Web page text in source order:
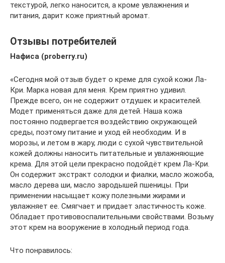
текстурой, легко наносится, а кроме увлажнения и
питания, дарит коже приятный аромат.
Отзывы потребителей
Нафиса (proberry.ru)
«Сегодня мой отзыв будет о креме для сухой кожи Ла-
Кри. Марка новая для меня. Крем приятно удивил.
Прежде всего, он не содержит отдушек и красителей.
Модет применяться даже для детей. Наша кожа
постоянно подвергается воздействию окружающей
среды, поэтому питание и уход ей необходим. И в
морозы, и летом в жару, люди с сухой чувствительной
кожей должны наносить питательные и увлажняющие
крема. Для этой цели прекрасно подойдёт крем Ла-Кри.
Он содержит экстракт солодки и фиалки, масло жожоба,
масло дерева ши, масло зародышей пшеницы. При
применении насыщает кожу полезными жирами и
увлажняет ее. Смягчает и придает эластичность коже.
Обладает противовоспалительными свойствами. Возьму
этот крем на вооружение в холодный период года.
Что понравилось: